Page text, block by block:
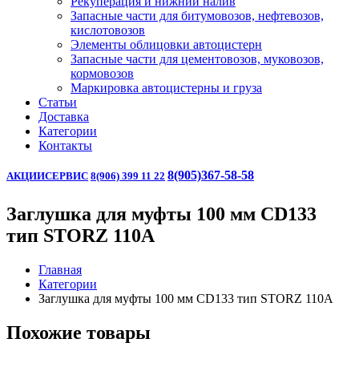
Запасные части для битумовозов, нефтевозов,
кислотовозов
Элементы облицовки автоцистерн
Запасные части для цементовозов, муковозов,
кормовозов
Маркировка автоцистерны и груза
Статьи
Доставка
Категории
Контакты
АКЦИИСЕРВИС 8(906) 399 11 22 8(905)367-58-58
Заглушка для муфты 100 мм CD133
тип STORZ 110A
Главная
Категории
Заглушка для муфты 100 мм CD133 тип STORZ 110A
Похожие товары